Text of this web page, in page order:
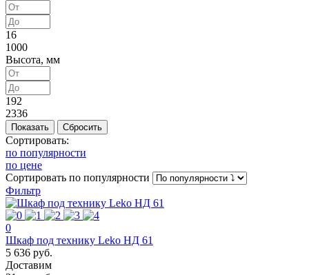
16
1000
Высота, мм
192
2336
Сортировать:
по популярности
по цене
Сортировать по популярности
Фильтр
0
Шкаф под технику Leko НД 61
5 636 руб.
Доставим